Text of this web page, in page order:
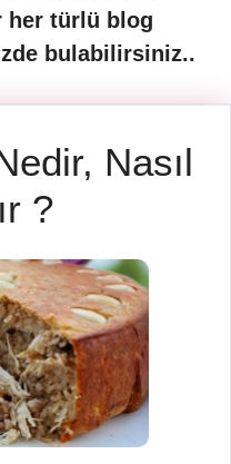
her türlü blog
bulabilirsiniz..
Nasıl
?